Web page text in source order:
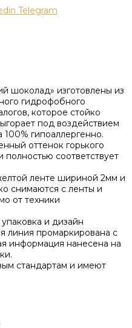
Telegram
шоколад» изготовлены из
гидрофобного
которое стойко
под воздействием
100% гипоаллергенно.
оттенок горького
соответствует
ленте шириной 2мм и
снимаются с ленты и
от техники
и дизайн
линия промаркирована с
информация нанесена на
стандартам и имеют